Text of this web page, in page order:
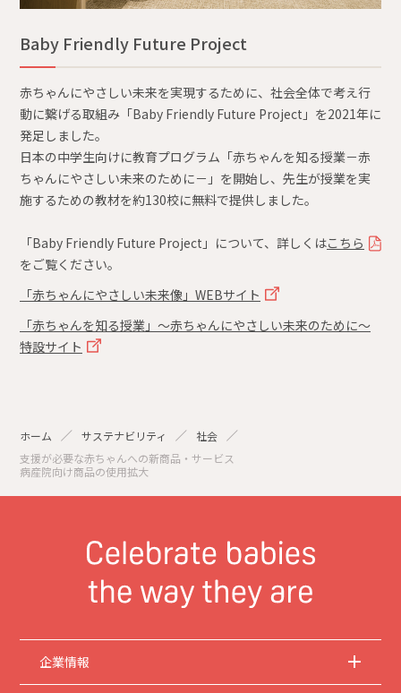
Baby Friendly Future Project
赤ちゃんにやさしい未来を実現するために、社会全体で考え行
動に繋げる取組み「Baby Friendly Future Project」を2021年に
発足しました。
日本の中学生向けに教育プログラム「赤ちゃんを知る授業－赤
ちゃんにやさしい未来のために－」を開始し、先生が授業を実
施するための教材を約130校に無料で提供しました。
「Baby Friendly Future Project」について、詳しくはこちら
をご覧ください。
「赤ちゃんにやさしい未来像」WEBサイト
「赤ちゃんを知る授業」～赤ちゃんにやさしい未来のために～
特設サイト
ホーム サステナビリティ
社会
支援が必要な赤ちゃんへの新商品・サービス
病産院向け商品の使用拡大
企業情報